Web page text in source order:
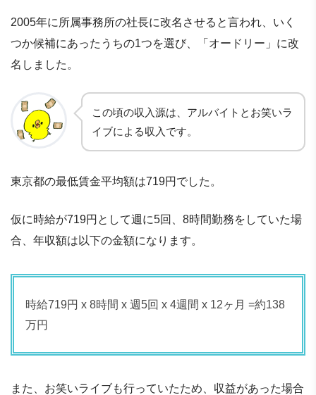
2005年に所属事務所の社長に改名させると言われ、いく
つか候補にあったうちの1つを選び、「オードリー」に改
名しました。
この頃の収入源は、アルバイトとお笑いラ
イブによる収入です。
東京都の最低賃金平均額は719円でした。
仮に時給が719円として週に5回、8時間勤務をしていた場
合、年収額は以下の金額になります。
時給719円 x 8時間 x 週5回 x 4週間 x 12ヶ月 =約138
万円
また、お笑いライブも行っていたため、収益があった場合